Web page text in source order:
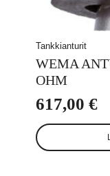
Tankkianturit
WEMA
OHM
617,00 €